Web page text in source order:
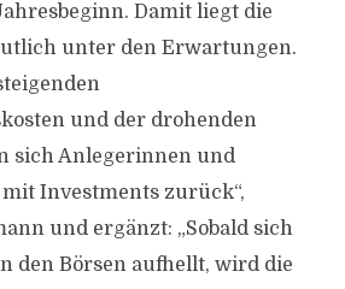
Damit liegt die
unter den Erwartungen.
und der drohenden
sich Anlegerinnen und
Investments zurück“,
und ergänzt: „Sobald sich
den Börsen aufhellt, wird die